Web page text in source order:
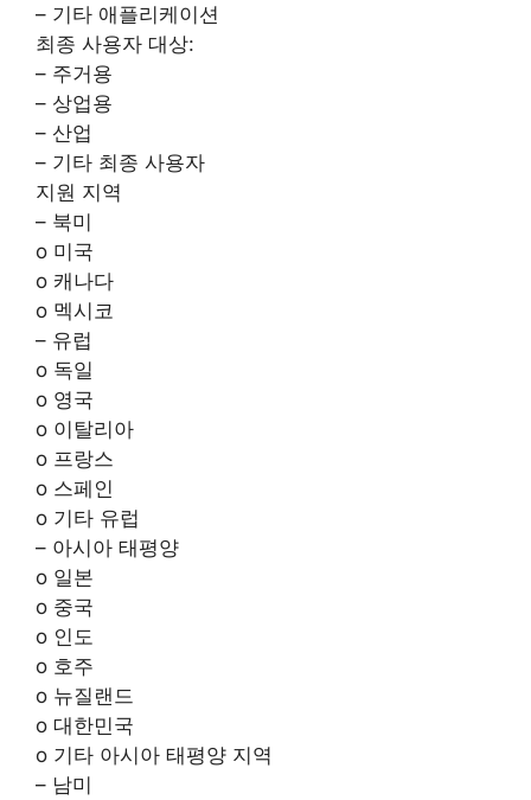
– 기타 애플리케이션
최종 사용자 대상:
– 주거용
– 상업용
– 산업
– 기타 최종 사용자
지원 지역
– 북미
o 미국
o 캐나다
o 멕시코
– 유럽
o 독일
o 영국
o 이탈리아
o 프랑스
o 스페인
o 기타 유럽
– 아시아 태평양
o 일본
o 중국
o 인도
o 호주
o 뉴질랜드
o 대한민국
o 기타 아시아 태평양 지역
– 남미